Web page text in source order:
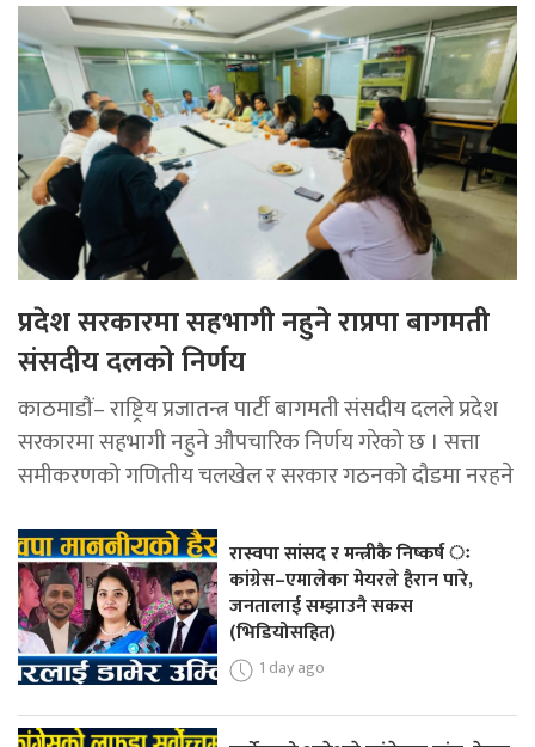
प्रदेश सरकारमा सहभागी नहुने राप्रपा बागमती
संसदीय दलको निर्णय
काठमाडौं– राष्ट्रिय प्रजातन्त्र पार्टी बागमती संसदीय दलले प्रदेश
सरकारमा सहभागी नहुने औपचारिक निर्णय गरेको छ । सत्ता
समीकरणको गणितीय चलखेल र सरकार गठनको दौडमा नरहने
रास्वपा सांसद र मन्त्रीकै निष्कर्ष ः
कांग्रेस–एमालेका मेयरले हैरान पारे,
जनतालाई सम्झाउनै सकस
(भिडियोसहित)
1 day ago